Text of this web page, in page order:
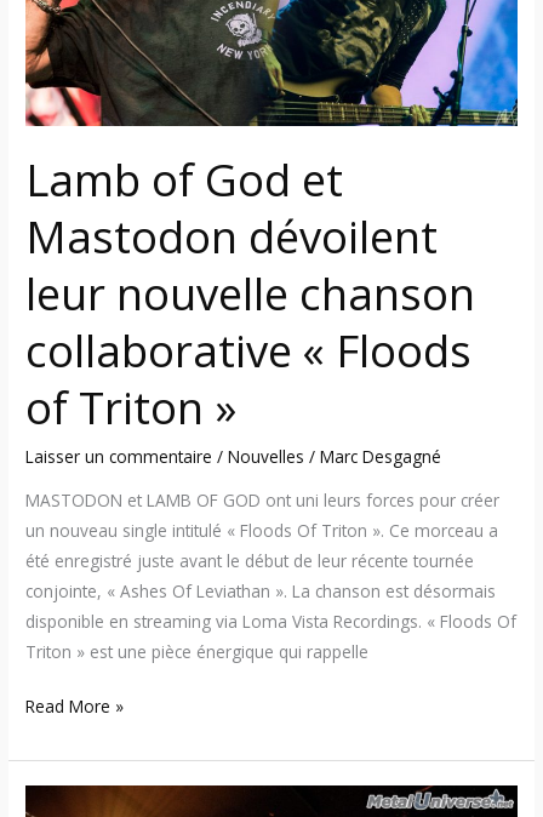
Lamb of God et
Mastodon dévoilent
leur nouvelle chanson
collaborative « Floods
of Triton »
Laisser un commentaire /Nouvelles /Marc Desgagné
MASTODON et LAMB OF GOD ont uni leurs forces pour créer
un nouveau single intitulé « Floods Of Triton ». Ce morceau a
été enregistré juste avant le début de leur récente tournée
conjointe, « Ashes Of Leviathan ». La chanson est désormais
disponible en streaming via Loma Vista Recordings. « Floods Of
Triton » est une pièce énergique qui rappelle
leur
nouvelle
chanson
collaborative
of
Triton »
Read More »